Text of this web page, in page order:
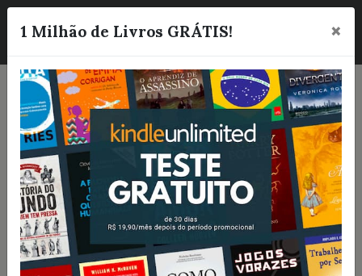
☰
1 Milhão de Livros GRÁTIS! ×